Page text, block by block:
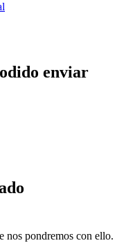
enviar
nos pondremos con ello.